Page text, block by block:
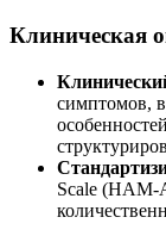
Клиническая
симптомов,
Scale (HAM-